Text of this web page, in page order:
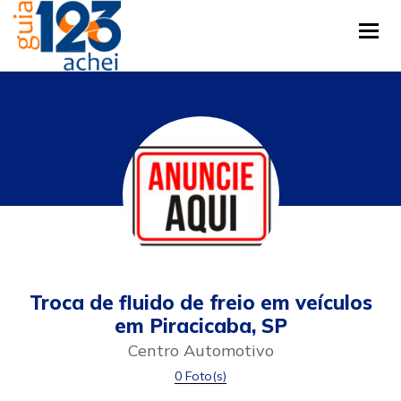
Troca de fluido de freio em veículos
em Piracicaba, SP
Centro Automotivo
0 Foto(s)